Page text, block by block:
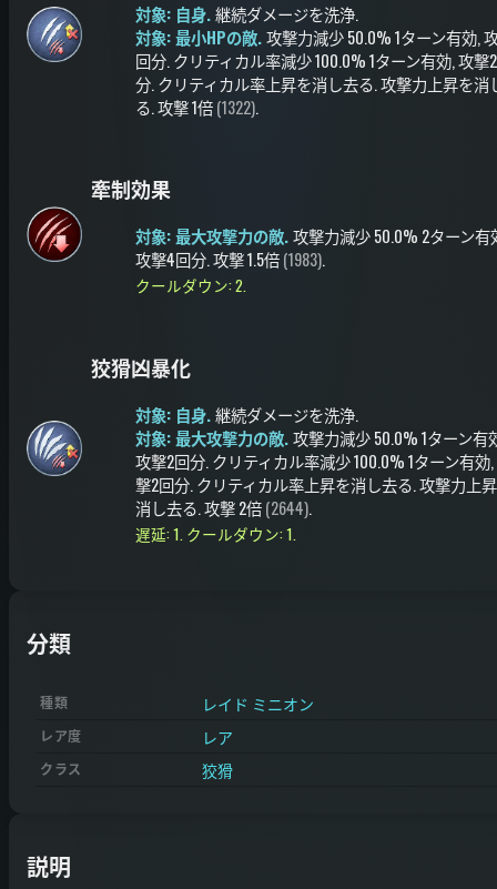
対象: 自身.継続ダメージを洗浄.
対象: 最小HPの敵.攻撃力減少50.0%1ターン有効,
回分.クリティカル率減少100.0%1ターン有効, 攻撃
分.クリティカル率上昇を消し去る.攻撃力上昇を消
る.攻撃1倍(1322).
牽制効果
対象: 最大攻撃力の敵.攻撃力減少50.0% 2ターン有
攻撃4回分.攻撃1.5倍(1983).
クールダウン: 2.
狡猾凶暴化
対象: 自身.継続ダメージを洗浄.
対象: 最大攻撃力の敵.攻撃力減少50.0%1ターン有
攻撃2回分.クリティカル率減少100.0%1ターン有効
撃2回分.クリティカル率上昇を消し去る.攻撃力上
消し去る.攻撃2倍(2644).
遅延: 1. クールダウン: 1.
分類
種類 レイド ミニオン
レア度 レア
クラス 狡猾
説明